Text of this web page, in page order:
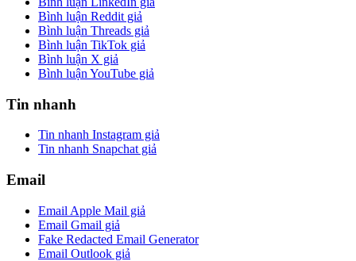
Bình luận Reddit giả
Bình luận Threads giả
Bình luận TikTok giả
Bình luận X giả
Bình luận YouTube giả
Tin nhanh
Tin nhanh Instagram giả
Tin nhanh Snapchat giả
Email
Email Apple Mail giả
Email Gmail giả
Fake Redacted Email Generator
Email Outlook giả